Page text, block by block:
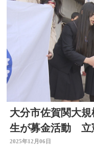
大分市佐賀関大
生が募金活動 立
「我々も後押し
2025年12月06日